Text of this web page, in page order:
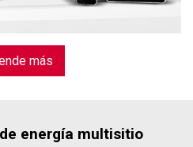
más
energía multisitio